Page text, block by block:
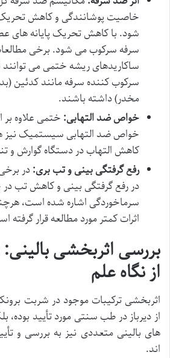
خاصیت پوشانندگی و کاهش
شود. با کاهش تحریک پایانه های
سرفه سرکوب می شود. برخی
ساکاریدهای ریشه ختمی می توانند
سرکوب کننده سرفه مانند کدئین
مخدر) داشته باشند.
خواص ضد التهابی: ختمی علاوه بر
خواص ضد التهابی سیستمیک نیز
کاهش التهاب در دستگاه گوارش و
رفع گرفتگی بینی و تب بری:در
در رفع گرفتگی بینی و کاهش تب
سرماخوردگی اشاره شده است،
اثرات کمتر مورد مطالعه قرار گرفته
بررسی اثربخشی
از نگاه علم
اثربخشی ترکیبات موجود در شربت
از دیرباز در طب سنتی مورد تأیید بوده،
های بالینی متعددی نیز به بررسی و
اند.